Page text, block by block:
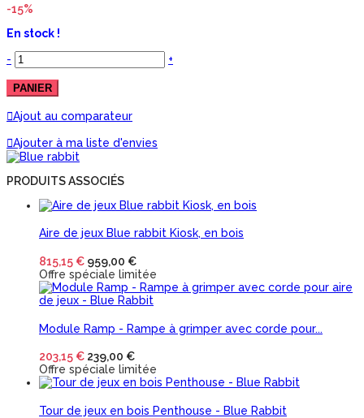
-15%
En stock !
-
+
PANIER
Ajout au comparateur
Ajouter à ma liste d'envies
PRODUITS ASSOCIÉS
Aire de jeux Blue rabbit Kiosk, en bois
815,15 € 959,00 €
Offre spéciale limitée
Module Ramp - Rampe à grimper avec corde pour...
203,15 € 239,00 €
Offre spéciale limitée
Tour de jeux en bois Penthouse - Blue Rabbit